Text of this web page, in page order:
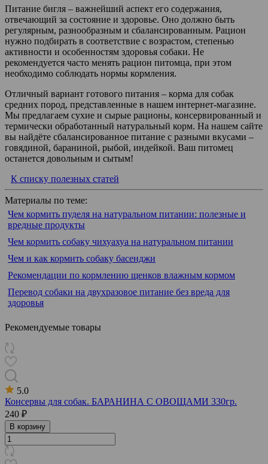
Питание бигля – важнейший аспект его содержания,
отвечающий за состояние и здоровье. Оно должно быть
регулярным, разнообразным и сбалансированным. Рацион
нужно подбирать в соответствие с возрастом, степенью
активности и особенностям здоровья собаки. Не
рекомендуется часто менять рацион питомца, при этом
необходимо соблюдать нормы кормления.
Отличный вариант готового питания – корма для собак
средних пород, представленные в нашем интернет-магазине.
Мы предлагаем сухие и сырые рационы, консервированный и
термически обработанный натуральный корм. На нашем сайте
вы найдёте сбалансированное питание с разными вкусами –
говядиной, бараниной, рыбой, индейкой. Ваш питомец
останется довольным и сытым!
К списку полезных статей
Материалы по теме:
Чем кормить пуделя на натуральном питании: полезные и
вредные продукты
Чем кормить собаку чихуахуа на натуральном питании
Чем и как кормить собаку басенджи
Рекомендации по кормлению щенков влажным кормом
Перевод собаки на двухразовое питание без вреда для
здоровья
Рекомендуемые товары
5.0
Консервы для собак. БАРАНИНА С ОВОЩАМИ 330гр.
240 ₽
В корзину